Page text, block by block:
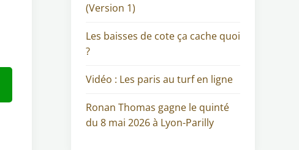
(Version 1)
Les baisses de cote ça cache quoi
?
Vidéo : Les paris au turf en ligne
Ronan Thomas gagne le quinté
du 8 mai 2026 à Lyon-Parilly